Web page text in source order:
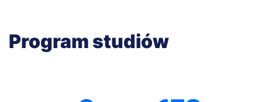
Program studiów